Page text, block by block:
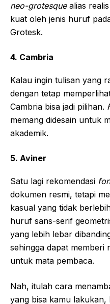
neo-grotesque alias
kuat oleh jenis huruf
Grotesk.
4. Cambria
Kalau ingin tulisan yang
dengan tetap
Cambria bisa jadi pilihan.
memang didesain untuk
akademik.
5. Aviner
Satu lagi rekomendasi
dokumen resmi, tetapi
kasual yang tidak
huruf sans-serif
yang lebih lebar
sehingga dapat
untuk mata pembaca.
Nah, itulah cara
yang bisa kamu